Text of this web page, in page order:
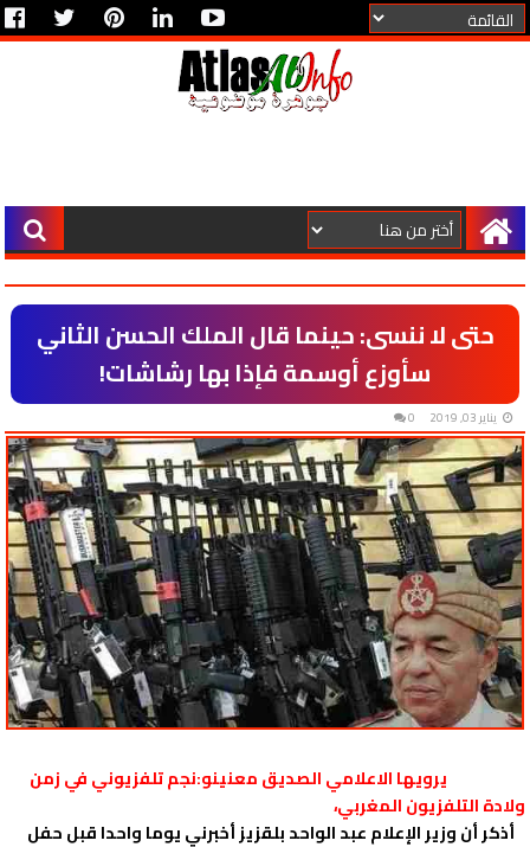
حتى لا ننسى: حينما قال الملك الحسن الثاني
سأوزع أوسمة فإذا بها رشاشات!
يناير 03, 2019 0
يرويها الاعلامي الصديق معنينو:نجم تلفزيوني في زمن
ولادة التلفزيون المغربي،
أذكر أن وزير الإعلام عبد الواحد بلقزيز أخبرني يوما واحدا قبل حفل